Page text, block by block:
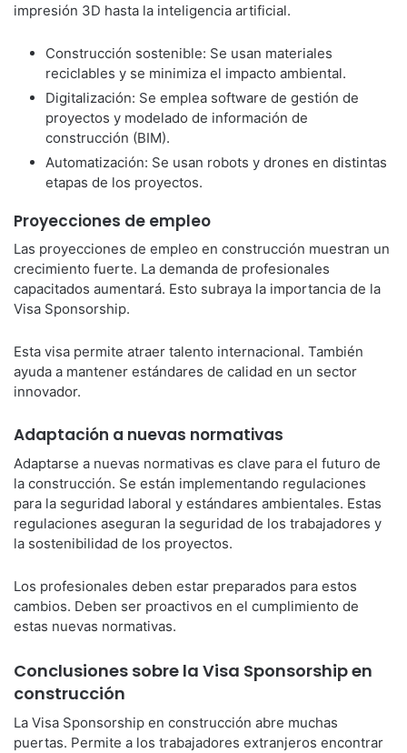
impresión 3D hasta la inteligencia artificial.
Construcción sostenible: Se usan materiales
reciclables y se minimiza el impacto ambiental.
Digitalización: Se emplea software de gestión de
proyectos y modelado de información de
construcción (BIM).
Automatización: Se usan robots y drones en distintas
etapas de los proyectos.
Proyecciones de empleo
Las proyecciones de empleo en construcción muestran un
crecimiento fuerte. La demanda de profesionales
capacitados aumentará. Esto subraya la importancia de la
Visa Sponsorship.
Esta visa permite atraer talento internacional. También
ayuda a mantener estándares de calidad en un sector
innovador.
Adaptación a nuevas normativas
Adaptarse a nuevas normativas es clave para el futuro de
la construcción. Se están implementando regulaciones
para la seguridad laboral y estándares ambientales. Estas
regulaciones aseguran la seguridad de los trabajadores y
la sostenibilidad de los proyectos.
Los profesionales deben estar preparados para estos
cambios. Deben ser proactivos en el cumplimiento de
estas nuevas normativas.
Conclusiones sobre la Visa Sponsorship en
construcción
La Visa Sponsorship en construcción abre muchas
puertas. Permite a los trabajadores extranjeros encontrar